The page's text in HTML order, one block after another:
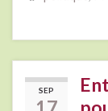
SEP